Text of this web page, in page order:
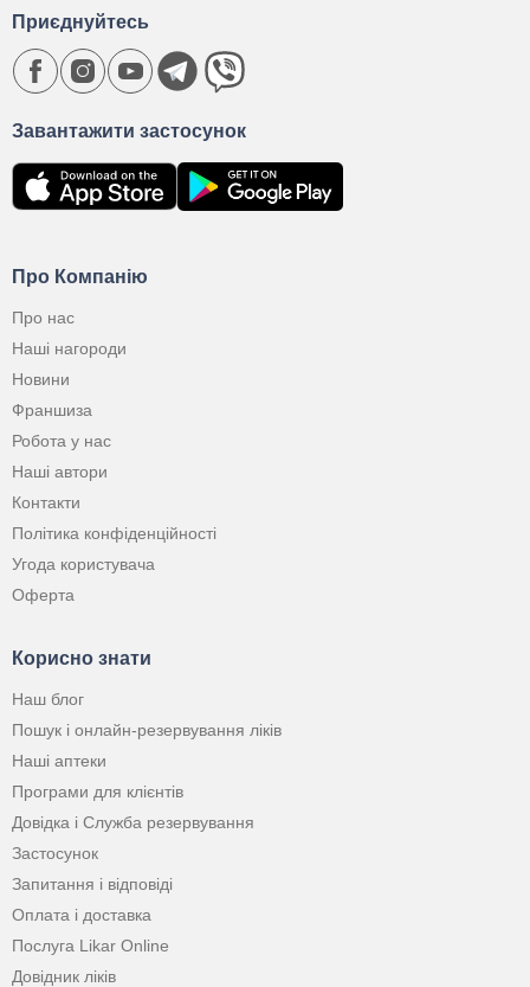
Про Компанію
Про нас
Наші нагороди
Новини
Франшиза
Робота у нас
Наші автори
Контакти
Політика конфіденційності
Угода користувача
Оферта
Корисно знати
Наш блог
Пошук і онлайн-резервування ліків
Наші аптеки
Програми для клієнтів
Довідка і Служба резервування
Застосунок
Запитання і відповіді
Оплата і доставка
Послуга Likar Online
Довідник ліків
Завантажити застосунок
Приєднуйтесь